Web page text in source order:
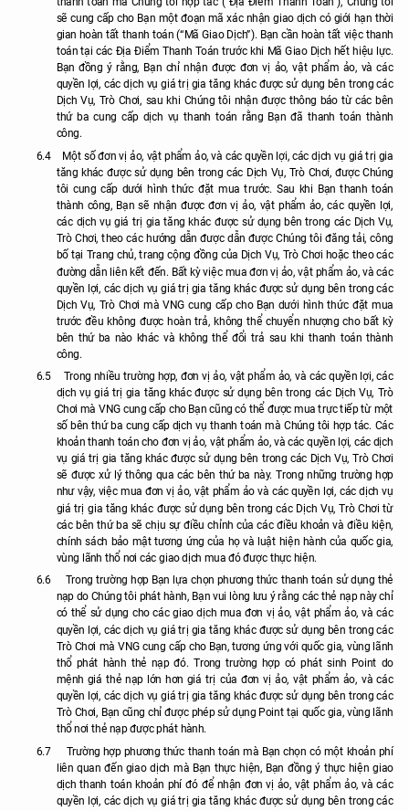
sẽ cung cấp cho Bạn một đoạn mã xác nhận giao dịch có giới hạn thời
gian hoàn tất thanh toán (“Mã Giao Dịch”). Bạn cần hoàn tất việc thanh
toán tại các Địa Điểm Thanh Toán trước khi Mã Giao Dịch hết hiệu lực.
Bạn đồng ý rằng, Bạn chỉ nhận được đơn vị ảo, vật phẩm ảo, và các
quyền lợi, các dịch vụ giá trị gia tăng khác được sử dụng bên trong các
Dịch Vụ, Trò Chơi, sau khi Chúng tôi nhận được thông báo từ các bên
thứ ba cung cấp dịch vụ thanh toán rằng Bạn đã thanh toán thành
công.
6.4
Một số đơn vị ảo, vật phẩm ảo, và các quyền lợi, các dịch vụ giá trị gia
tăng khác được sử dụng bên trong các Dịch Vụ, Trò Chơi, được Chúng
tôi cung cấp dưới hình thức đặt mua trước. Sau khi Bạn thanh toán
thành công, Bạn sẽ nhận được đơn vị ảo, vật phẩm ảo, các quyền lợi,
các dịch vụ giá trị gia tăng khác được sử dụng bên trong các Dịch Vụ,
Trò Chơi, theo các hướng dẫn được dẫn được Chúng tôi đăng tải, công
bố tại Trang chủ, trang cộng đồng của Dịch Vụ, Trò Chơi hoặc theo các
đường dẫn liên kết đến. Bất kỳ việc mua đơn vị ảo, vật phẩm ảo, và các
quyền lợi, các dịch vụ giá trị gia tăng khác được sử dụng bên trong các
Dịch Vụ, Trò Chơi mà VNG cung cấp cho Bạn dưới hình thức đặt mua
trước đều không được hoàn trả, không thể chuyển nhượng cho bất kỳ
bên thứ ba nào khác và không thể đổi trả sau khi thanh toán thành
công.
6.5
Trong nhiều trường hợp, đơn vị ảo, vật phẩm ảo, và các quyền lợi, các
dịch vụ giá trị gia tăng khác được sử dụng bên trong các Dịch Vụ, Trò
Chơi mà VNG cung cấp cho Bạn cũng có thể được mua trực tiếp từ một
số bên thứ ba cung cấp dịch vụ thanh toán mà Chúng tôi hợp tác. Các
khoản thanh toán cho đơn vị ảo, vật phẩm ảo, và các quyền lợi, các dịch
vụ giá trị gia tăng khác được sử dụng bên trong các Dịch Vụ, Trò Chơi
sẽ được xử lý thông qua các bên thứ ba này. Trong những trường hợp
như vậy, việc mua đơn vị ảo, vật phẩm ảo và các quyền lợi, các dịch vụ
giá trị gia tăng khác được sử dụng bên trong các Dịch Vụ, Trò Chơi từ
các bên thứ ba sẽ chịu sự điều chỉnh của các điều khoản và điều kiện,
chính sách bảo mật tương ứng của họ và luật hiện hành của quốc gia,
vùng lãnh thổ nơi các giao dịch mua đó được thực hiện.
6.6
Trong trường hợp Bạn lựa chọn phương thức thanh toán sử dụng thẻ
nạp do Chúng tôi phát hành, Bạn vui lòng lưu ý rằng các thẻ nạp này chỉ
có thể sử dụng cho các giao dịch mua đơn vị ảo, vật phẩm ảo, và các
quyền lợi, các dịch vụ giá trị gia tăng khác được sử dụng bên trong các
Trò Chơi mà VNG cung cấp cho Bạn, tương ứng với quốc gia, vùng lãnh
thổ phát hành thẻ nạp đó. Trong trường hợp có phát sinh Point do
mệnh giá thẻ nạp lớn hơn giá trị của đơn vị ảo, vật phẩm ảo, và các
quyền lợi, các dịch vụ giá trị gia tăng khác được sử dụng bên trong các
Trò Chơi, Bạn cũng chỉ được phép sử dụng Point tại quốc gia, vùng lãnh
thổ nơi thẻ nạp được phát hành.
6.7
Trường hợp phương thức thanh toán mà Bạn chọn có một khoản phí
liên quan đến giao dịch mà Bạn thực hiện, Bạn đồng ý thực hiện giao
dịch thanh toán khoản phí đó để nhận đơn vị ảo, vật phẩm ảo, và các
quyền lợi, các dịch vụ giá trị gia tăng khác được sử dụng bên trong các